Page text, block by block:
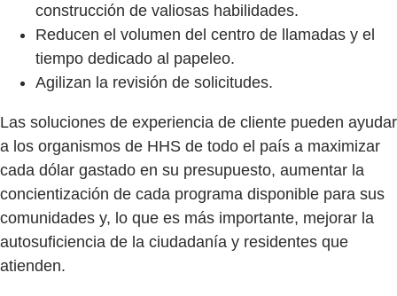
construcción de valiosas habilidades.
Reducen el volumen del centro de llamadas y el
tiempo dedicado al papeleo.
Agilizan la revisión de solicitudes.
Las soluciones de experiencia de cliente pueden ayudar
a los organismos de HHS de todo el país a maximizar
cada dólar gastado en su presupuesto, aumentar la
concientización de cada programa disponible para sus
comunidades y, lo que es más importante, mejorar la
autosuficiencia de la ciudadanía y residentes que
atienden.